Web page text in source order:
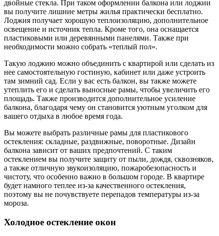
двойные стекла. При таком оформлении балкона или лоджии
вы получите лишние метры жилья практически бесплатно.
Лоджия получает хорошую теплоизоляцию, дополнительное
освещение и источник тепла. Кроме того, она оснащается
пластиковыми или деревянными панелями. Также при
необходимости можно собрать «теплый пол».
Такую лоджию можно объединить с квартирой или сделать из
нее самостоятельную гостиную, кабинет или даже устроить
там зимний сад. Если у вас есть балкон, вы также можете
утеплить его и сделать выносные рамы, чтобы увеличить его
площадь. Также производится дополнительное усиление
балкона, благодаря чему он становится уютным уголком для
вашего отдыха в любое время года.
Вы можете выбрать различные рамы для пластикового
остекления: складные, раздвижные, поворотные. Дизайн
балкона зависит от ваших предпочтений. С таким
остеклением вы получите защиту от пыли, дождя, сквозняков,
а также отличную звукоизоляцию, пожаробезопасность и
чистоту, что особенно важно в большом городе. В квартире
будет намного теплее из-за качественного остекления,
поэтому вы не почувствуете перепадов температуры из-за
мороза.
Холодное остекление окон